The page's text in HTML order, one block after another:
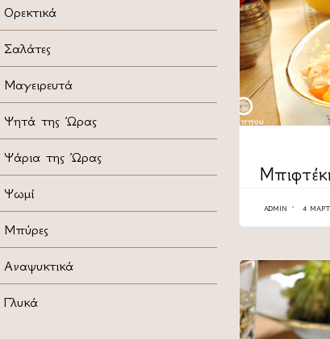
ADMIN 4
Ορεκτικά
Σαλάτες
Μαγειρευτά
Ψητά της Ώρας
Ψάρια της Ώρας
Ψωμί
Μπύρες
Αναψυκτικά
Γλυκά